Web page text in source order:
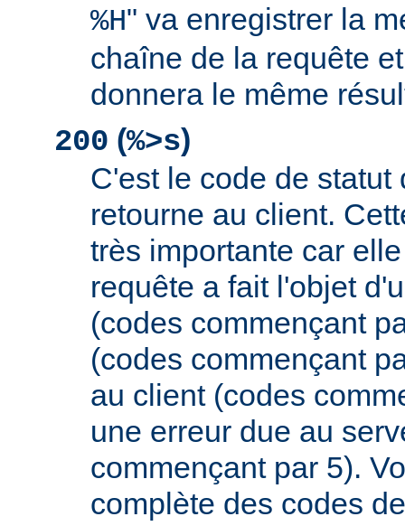
%H" va enregistrer la
chaîne de la requête
donnera le même
200 (%>s)
C'est le code de statut
retourne au client.
très importante car
requête a fait l'objet
(codes commençant
(codes commençant
au client (codes
une erreur due au
commençant par 5).
complète des codes